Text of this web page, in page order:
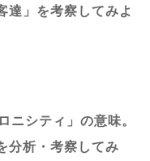
達」を考察してみよ
ニシティ」の意味。
分析・考察してみ